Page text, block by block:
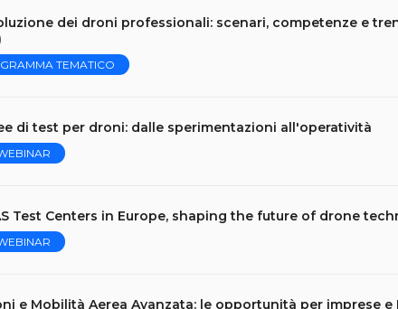
dei droni professionali: scenari, competenze e
TEMATICO
di test per droni: dalle sperimentazioni all'operatività
Test Centers in Europe, shaping the future of drone
e Mobilità Aerea Avanzata: le opportunità per imprese e